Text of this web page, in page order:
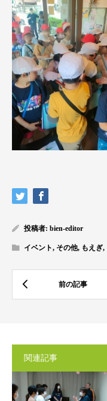
投稿者: bien-editor
イベント, その他, もえぎ,
関連記事